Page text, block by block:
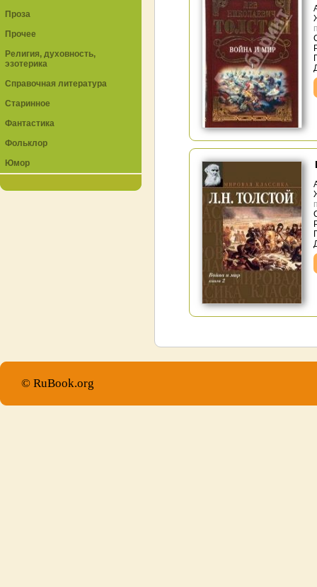
Проза
Прочее
Религия, духовность,
эзотерика
Справочная литература
Старинное
Фантастика
Фольклор
Юмор
© RuBook.org